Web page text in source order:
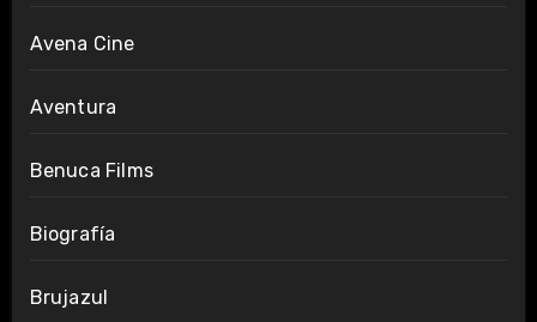
Avena Cine
Aventura
Benuca Films
Biografía
Brujazul